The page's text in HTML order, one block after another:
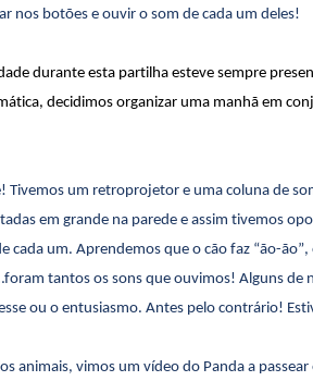
nos botões e ouvir o som de cada um deles!
durante esta partilha esteve sempre
decidimos organizar uma manhã em
Tivemos um retroprojetor e uma coluna de
em grande na parede e assim tivemos
cada um. Aprendemos que o cão faz “ão-ão”,
tantos os sons que ouvimos! Alguns de
ou o entusiasmo. Antes pelo contrário!
animais, vimos um vídeo do Panda a